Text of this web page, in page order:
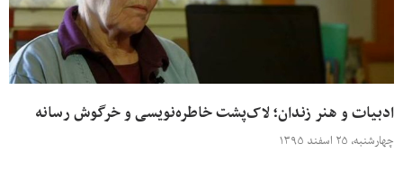
ادبیات و هنر زندان؛ لاک‌پشت خاطره‌نویسی و خرگوش رسانه
چهارشنبه، ۲۵ اسفند ۱۳۹۵